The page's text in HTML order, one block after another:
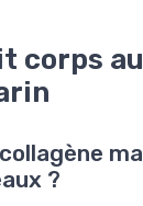
corps au
?